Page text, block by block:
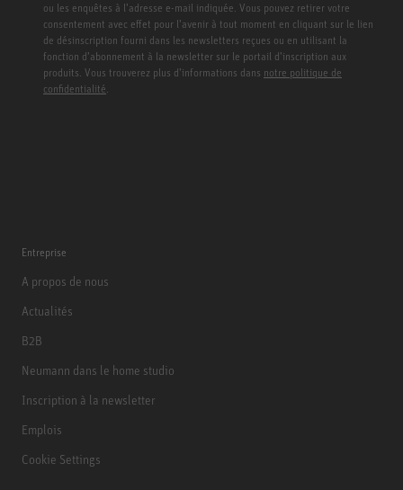
ou les enquêtes à l’adresse e-mail indiquée. Vous pouvez retirer votre
consentement avec effet pour l’avenir à tout moment en cliquant sur le lien
de désinscription fourni dans les newsletters reçues ou en utilisant la
fonction d’abonnement à la newsletter sur le portail d’inscription aux
produits. Vous trouverez plus d’informations dans notre politique de
confidentialité.
Entreprise
A propos de nous
Actualités
B2B
Neumann dans le home studio
Inscription à la newsletter
Emplois
Cookie Settings